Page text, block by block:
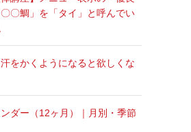
〇鯛」を「タイ」と呼んでい
をかくようになると欲しくな
ダー（12ヶ月）｜月別・季節